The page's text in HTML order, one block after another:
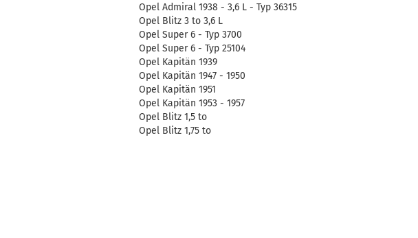
Opel Admiral 1938 - 3,6 L - Typ 36315
Opel Blitz 3 to 3,6 L
Opel Super 6 - Typ 3700
Opel Super 6 - Typ 25104
Opel Kapitän 1939
Opel Kapitän 1947 - 1950
Opel Kapitän 1951
Opel Kapitän 1953 - 1957
Opel Blitz 1,5 to
Opel Blitz 1,75 to